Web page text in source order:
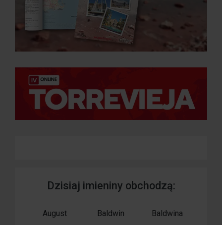
Dzisiaj imieniny obchodzą:
August Baldwin
Baldwina